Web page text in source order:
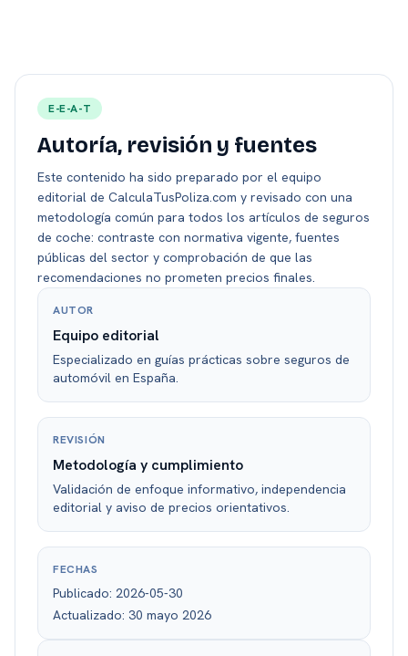
E-E-A-T
Autoría, revisión y fuentes
Este contenido ha sido preparado por el equipo
editorial de CalculaTusPoliza.com y revisado con una
metodología común para todos los artículos de seguros
de coche: contraste con normativa vigente, fuentes
públicas del sector y comprobación de que las
recomendaciones no prometen precios finales.
AUTOR
Equipo editorial
Especializado en guías prácticas sobre seguros de
automóvil en España.
REVISIÓN
Metodología y cumplimiento
Validación de enfoque informativo, independencia
editorial y aviso de precios orientativos.
FECHAS
Publicado: 2026-05-30
Actualizado: 30 mayo 2026